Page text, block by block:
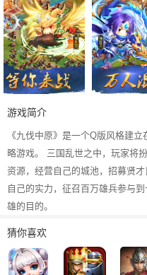
游戏简介
《九伐中原》是一个Q版风格建
略游戏。 三国乱世之中，玩家将
资源，经营自己的城池，招募贤
自己的实力，征召百万雄兵参与
雄的目的。
猜你喜欢